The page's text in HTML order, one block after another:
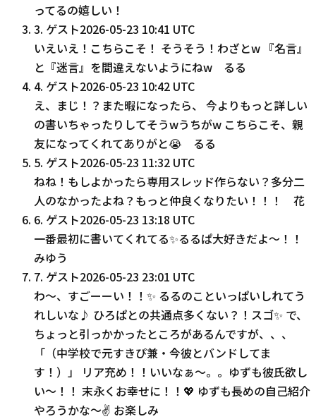
ってるの嬉しい！
3. ゲスト2026-05-23 10:41 UTC
いえいえ！こちらこそ！ そうそう！わざとw 『名言』
と『迷言』を間違えないようにねw るる
4. ゲスト2026-05-23 10:42 UTC
え、まじ！？また暇になったら、 今よりもっと詳しい
の書いちゃったりしてそうwうちがw こちらこそ、親
友になってくれてありがと😭 るる
5. ゲスト2026-05-23 11:32 UTC
ねね！もしよかったら専用スレッド作らない？多分二
人のなかったよね？もっと仲良くなりたい！！！ 花
6. ゲスト2026-05-23 13:18 UTC
一番最初に書いてくれてる✨るるぱ大好きだよ〜！！
みゆう
7. ゲスト2026-05-23 23:01 UTC
わ〜、すごーーい！！✨️ るるのこといっぱいしれてう
れしいな♪ ひろぱとの共通点多くない？！スゴ✨️ で、
ちょっと引っかかったところがあるんですが、、、
「（中学校で元すきぴ兼・今彼とバンドしてま
す！）」 リア充め！！いいなぁ〜。。ゆずも彼氏欲し
い〜！！ 末永くお幸せに！！💖 ゆずも長めの自己紹介
やろうかな〜✌ お楽しみ